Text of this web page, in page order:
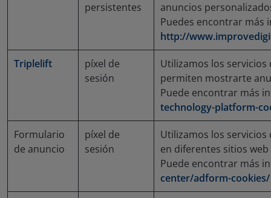
persistentes
anuncios
Puedes encontrar más
http://
Triplelift
píxel de
sesión
Utilizamos los
permiten mostrarte
Puede encontrar más
technology-platform-
Formulario
de anuncio
píxel de
sesión
Utilizamos los
en diferentes sitios
Puede encontrar más
center/adform-cookies/